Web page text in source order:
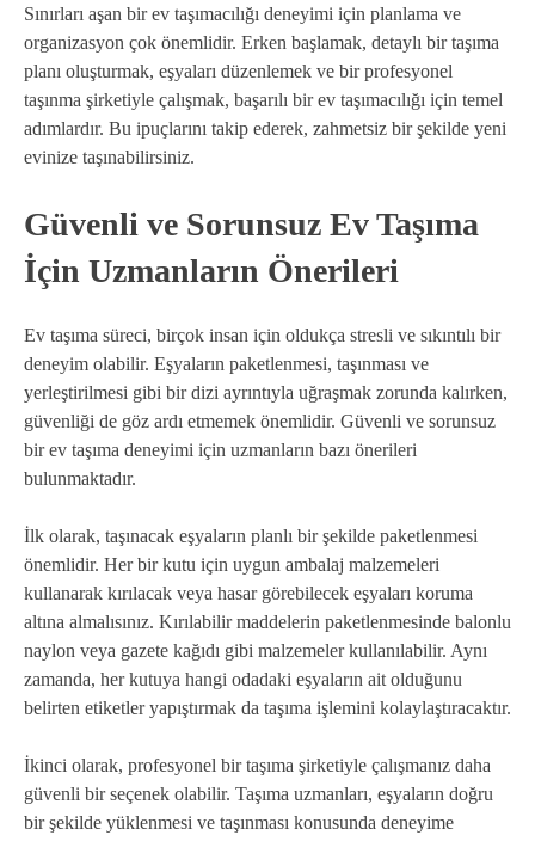
Sınırları aşan bir ev taşımacılığı deneyimi için planlama ve
organizasyon çok önemlidir. Erken başlamak, detaylı bir taşıma
planı oluşturmak, eşyaları düzenlemek ve bir profesyonel
taşınma şirketiyle çalışmak, başarılı bir ev taşımacılığı için temel
adımlardır. Bu ipuçlarını takip ederek, zahmetsiz bir şekilde yeni
evinize taşınabilirsiniz.
Güvenli ve Sorunsuz Ev Taşıma
İçin Uzmanların Önerileri
Ev taşıma süreci, birçok insan için oldukça stresli ve sıkıntılı bir
deneyim olabilir. Eşyaların paketlenmesi, taşınması ve
yerleştirilmesi gibi bir dizi ayrıntıyla uğraşmak zorunda kalırken,
güvenliği de göz ardı etmemek önemlidir. Güvenli ve sorunsuz
bir ev taşıma deneyimi için uzmanların bazı önerileri
bulunmaktadır.
İlk olarak, taşınacak eşyaların planlı bir şekilde paketlenmesi
önemlidir. Her bir kutu için uygun ambalaj malzemeleri
kullanarak kırılacak veya hasar görebilecek eşyaları koruma
altına almalısınız. Kırılabilir maddelerin paketlenmesinde balonlu
naylon veya gazete kağıdı gibi malzemeler kullanılabilir. Aynı
zamanda, her kutuya hangi odadaki eşyaların ait olduğunu
belirten etiketler yapıştırmak da taşıma işlemini kolaylaştıracaktır.
İkinci olarak, profesyonel bir taşıma şirketiyle çalışmanız daha
güvenli bir seçenek olabilir. Taşıma uzmanları, eşyaların doğru
bir şekilde yüklenmesi ve taşınması konusunda deneyime